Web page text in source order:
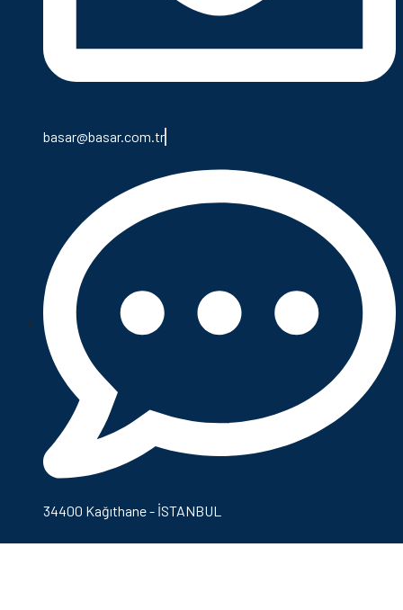
basar@basar.com.tr
34400 Kağıthane - İSTANBUL